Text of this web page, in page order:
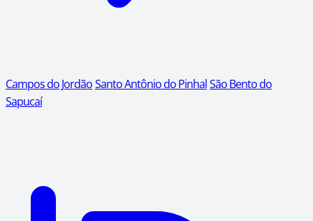
Campos do JordãoSanto Antônio do PinhalSão Bento do
Sapucaí